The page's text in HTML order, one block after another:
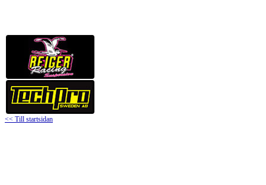
<< Till startsidan